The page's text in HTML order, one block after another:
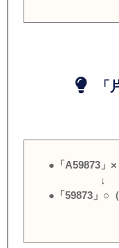
「片
●「A59873」×
↓
●「59873」○（